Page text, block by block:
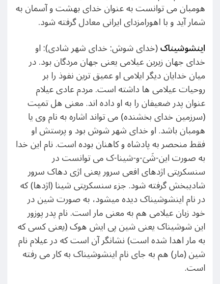
هومبان می توانست به عنوان خدای بهشت و آسمان به
شمار آید و با اهورامزدای ایرانی معادل گرفته شود.
اینشوشیناک(خدای شوش: خدای شهر شادی): او
خدای جهان زیرین عیلامی یعنی جهان مردگان بود. در
میان خدایان دیگر ایلامی او عمیق ترین نفوذ را بر
روحیات عیلامی ها داشته است. مردم عادی عیلام
عنوان پدر ضعیفان را به او داده اند. معنی هل تمپت
(سرزمین خدای بخشنده) می تواند اشاره به نام وی یا
هومبان باشد. او خدای شهر شوش بود و پرستش او
فقط منحصر به پادشاه و کاهنان بوده است. نام این خدا
به صورت این-شَیَ-و-شینا-ک می توانست در
سنسکریتی اژدهای افعی سرور یعنی اژی دهاک سرور
شادیبخش گرفته شود. جزء سنسکریتی شینا (اژدها) که
در نام اینشوشیناک دیده میشود، به صورت شین در
خود زبان عیلامی هم به معنی مار است. نام پدر پوزور
این شوشیناک یعنی شین پی ایش هوک (یعنی کسی که
به مار اهدا شده است) نشانگر آن است که در عیلام نام
شین (مار) هم به جای نام اینشوشیناک به کار می رفته
است.